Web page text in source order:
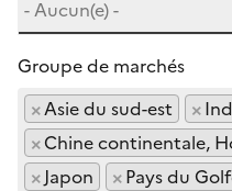
Groupe de marchés
×Asie du sud-est ×
×Chine continentale,
×Japon ×Pays du